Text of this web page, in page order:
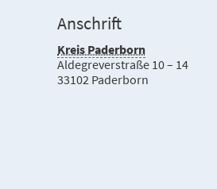
Anschrift
Kreis Paderborn
Aldegreverstraße 10 – 14
33102 Paderborn